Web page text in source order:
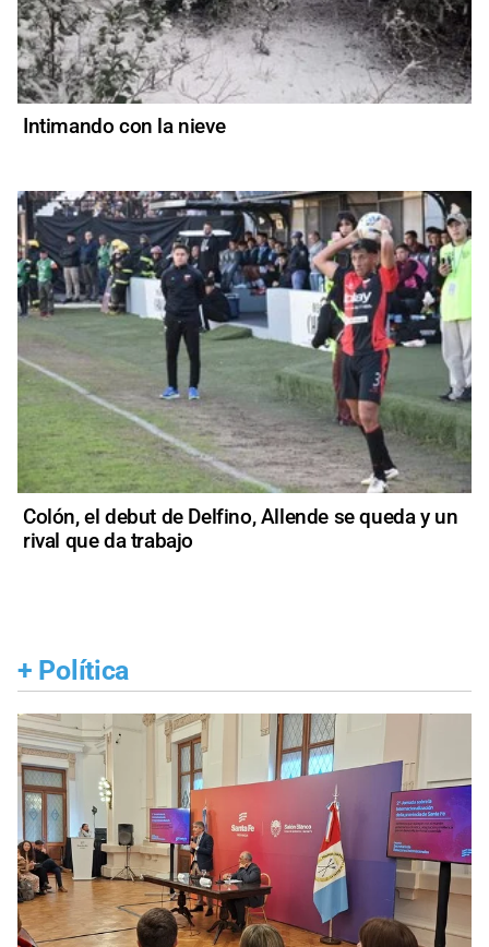
Intimando con la nieve
Colón, el debut de Delfino, Allende se queda y un
rival que da trabajo
+ Política